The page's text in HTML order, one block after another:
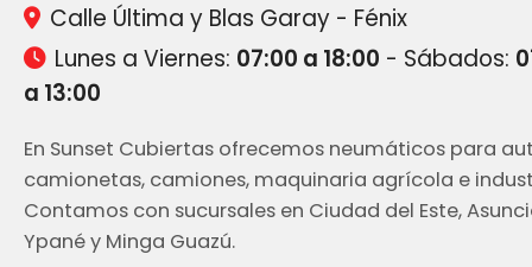
Calle Última y Blas Garay - Fénix
Lunes a Viernes: 07:00 a 18:00 - Sábados:
a 13:00
En Sunset Cubiertas ofrecemos neumáticos para
camionetas, camiones, maquinaria agrícola e
Contamos con sucursales en Ciudad del Este,
Ypané y Minga Guazú.